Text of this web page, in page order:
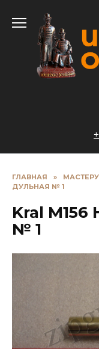
содержанию
ГЛАВНАЯ »
ДУЛЬНАЯ № 1
Kral M156
№ 1